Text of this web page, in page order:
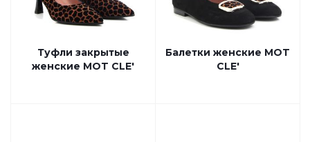
Туфли закрытые
женские MOT CLE'
Балетки женские MOT
CLE'